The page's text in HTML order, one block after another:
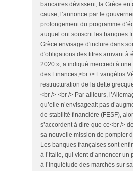
bancaires dévissent, la Grèce en
cause, l’annonce par le
prolongement du programme
auquel ont souscrit les banques
Grèce envisage d'inclure dans
d'obligations des titres arrivant à
2020 », a indiqué mercredi à
des Finances,<br /> Evangélos
restructuration de la dette
<br /> <br /> Par ailleurs,
qu’elle n’envisageait pas
de stabilité financière (FESF),
s’accordent à dire que ce<br />
sa nouvelle mission de pompier
Les banques françaises sont
à l’Italie, qui vient d’annoncer
à l’inquiétude des marchés sur